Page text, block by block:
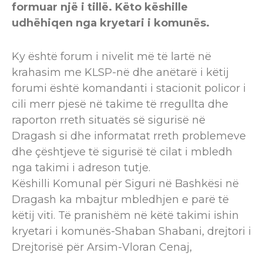
formuar një i tillë. Këto këshille
udhëhiqen nga kryetari i komunës.
Ky është forum i nivelit më të lartë në
krahasim me KLSP-në dhe anëtarë i këtij
forumi është komandanti i stacionit policor i
cili merr pjesë në takime të rregullta dhe
raporton rreth situatës së sigurisë në
Dragash si dhe informatat rreth problemeve
dhe çështjeve të sigurisë të cilat i mbledh
nga takimi i adreson tutje.
Këshilli Komunal për Siguri në Bashkësi në
Dragash ka mbajtur mbledhjen e parë të
këtij viti. Të pranishëm në këtë takimi ishin
kryetari i komunës-Shaban Shabani, drejtori i
Drejtorisë për Arsim-Vloran Cenaj,